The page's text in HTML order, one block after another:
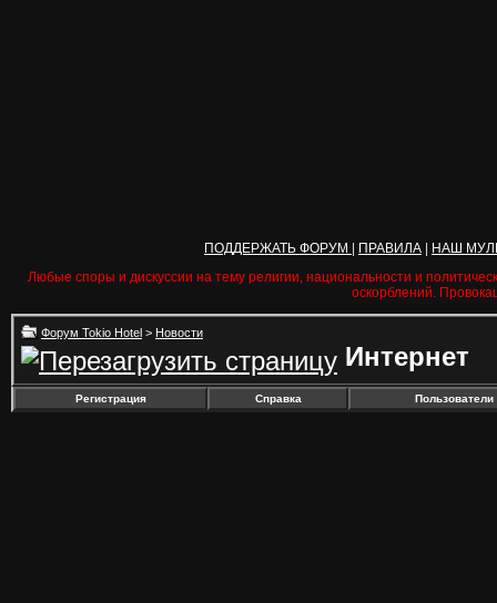
ПОДДЕРЖАТЬ ФОРУМ ПРАВИЛА
НАШ
Любые споры и дискуссии на тему религии, национальности и
оскорблений.
Форум Tokio Hotel > Новости
Интернет
Регистрация Справка Пользователи